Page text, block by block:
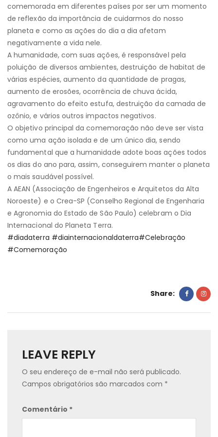
comemorada em diferentes países por ser um momento
de reflexão da importância de cuidarmos do nosso
planeta e como as ações do dia a dia afetam
negativamente a vida nele.
A humanidade, com suas ações, é responsável pela
poluição de diversos ambientes, destruição de habitat de
várias espécies, aumento da quantidade de pragas,
aumento de erosões, ocorrência de chuva ácida,
agravamento do efeito estufa, destruição da camada de
ozônio, e vários outros impactos negativos.
O objetivo principal da comemoração não deve ser vista
como uma ação isolada e de um único dia, sendo
fundamental que a humanidade adote boas ações todos
os dias do ano para, assim, conseguirem manter o planeta
o mais saudável possível.
A AEAN (Associação de Engenheiros e Arquitetos da Alta
Noroeste) e o Crea-SP (Conselho Regional de Engenharia
e Agronomia do Estado de São Paulo) celebram o Dia
Internacional do Planeta Terra.
#diadaterra #diainternacionaldaterra#Celebração
#Comemoração
Share:
LEAVE REPLY
O seu endereço de e-mail não será publicado.
Campos obrigatórios são marcados com *
Comentário *